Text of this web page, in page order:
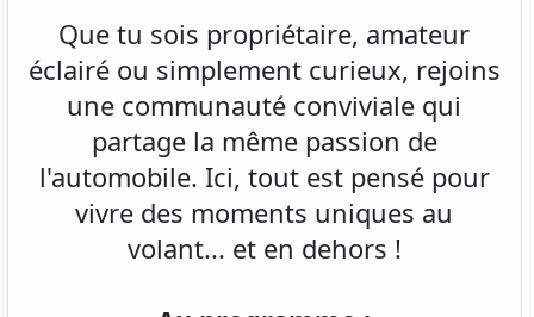
Que tu sois propriétaire, amateur
éclairé ou simplement curieux, rejoins
une communauté conviviale qui
partage la même passion de
l'automobile. Ici, tout est pensé pour
vivre des moments uniques au
volant... et en dehors !